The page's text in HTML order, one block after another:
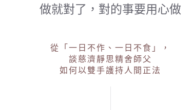
做就對了，對的事要用心做
從「一日不作、一日不食」，
談慈濟靜思精舍師父
如何以雙手護持人間正法